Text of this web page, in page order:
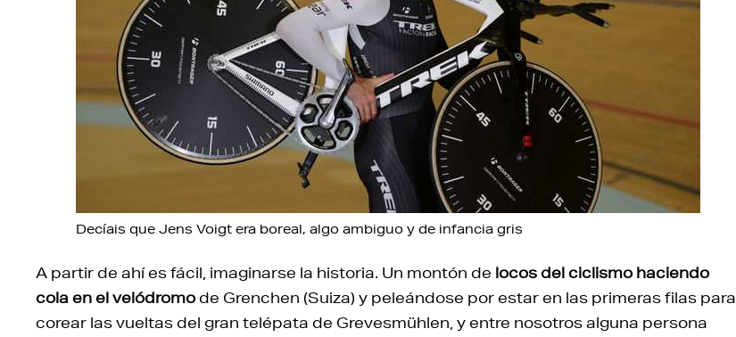
Decíais que Jens Voigt era boreal, algo ambiguo y de infancia gris
A partir de ahí es fácil, imaginarse la historia. Un montón de locos del ciclismo haciendo
cola en el velódromode Grenchen (Suiza) y peleándose por estar en las primeras filas para
corear las vueltas del gran telépata de Grevesmühlen, y entre nosotros alguna persona